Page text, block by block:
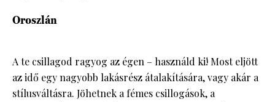
Oroszlán
A te csillagod ragyog az égen – használd ki! Most eljött
az idő egy nagyobb lakásrész átalakítására, vagy akár a
stílusváltásra. Jöhetnek a fémes csillogások, a